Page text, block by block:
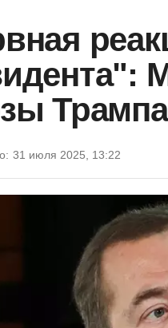
Трампа
31 июля 2025, 13:22